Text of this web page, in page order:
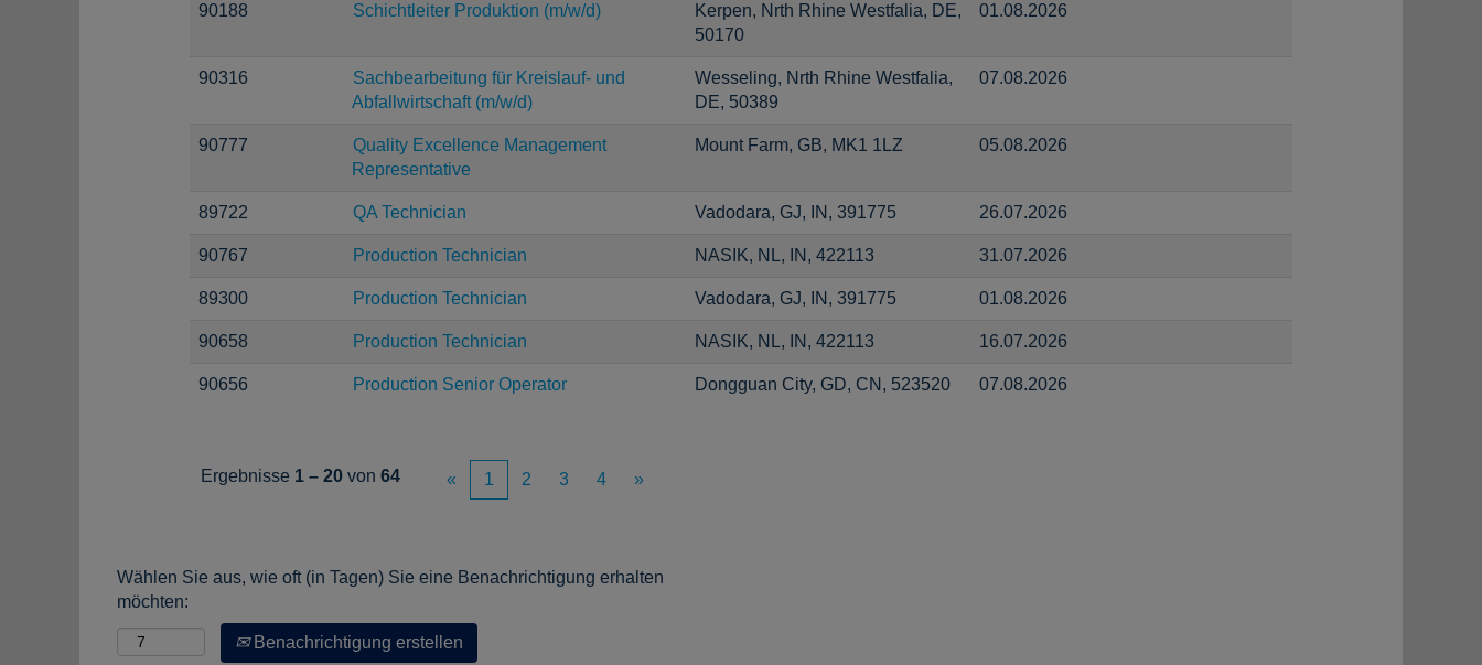
90188 Schichtleiter Produktion (m/w/d)
Kerpen, Nrth Rhine Westfalia, DE,
50170
01.08.2026
90316
Sachbearbeitung für Kreislauf- und
Abfallwirtschaft (m/w/d)
Wesseling, Nrth Rhine Westfalia,
DE, 50389
07.08.2026
90777
Quality Excellence Management
Representative
Mount Farm, GB, MK1 1LZ 05.08.2026
89722 QA Technician Vadodara, GJ, IN, 391775 26.07.2026
90767 Production Technician NASIK, NL, IN, 422113 31.07.2026
89300 Production Technician Vadodara, GJ, IN, 391775 01.08.2026
90658 Production Technician NASIK, NL, IN, 422113 16.07.2026
90656 Production Senior Operator Dongguan City, GD, CN, 523520 07.08.2026
Ergebnisse 1 – 20 von 64 « 1 2 3 4 »
Wählen Sie aus, wie oft (in Tagen) Sie eine Benachrichtigung erhalten
möchten:
Benachrichtigung erstellen